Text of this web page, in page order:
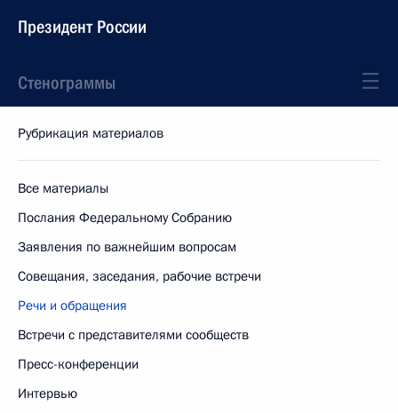
Президент России
Стенограммы
Рубрикация материалов
Все материалы
Послания Федеральному Собранию
Заявления по важнейшим вопросам
Совещания, заседания, рабочие встречи
Речи и обращения
Встречи с представителями сообществ
Пресс-конференции
Интервью